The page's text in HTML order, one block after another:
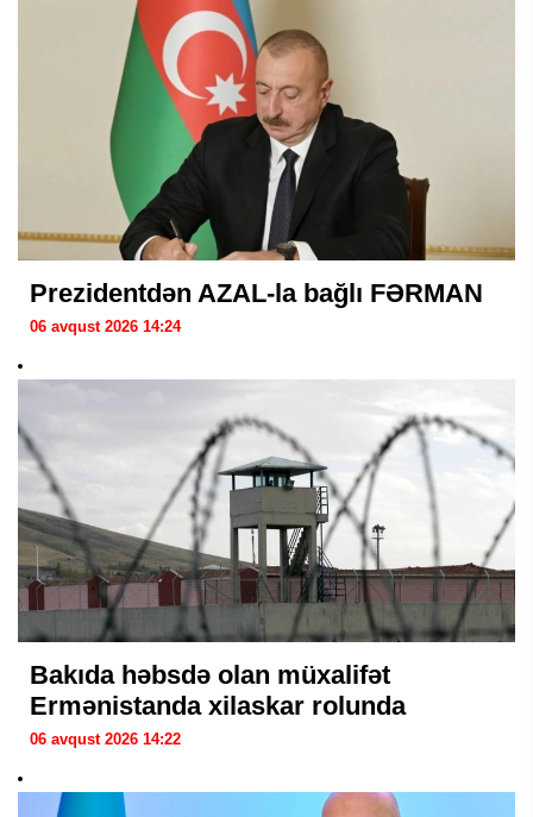
Prezidentdən AZAL-la bağlı FƏRMAN
06 avqust 2026 14:24
Bakıda həbsdə olan müxalifət
Ermənistanda xilaskar rolunda
06 avqust 2026 14:22